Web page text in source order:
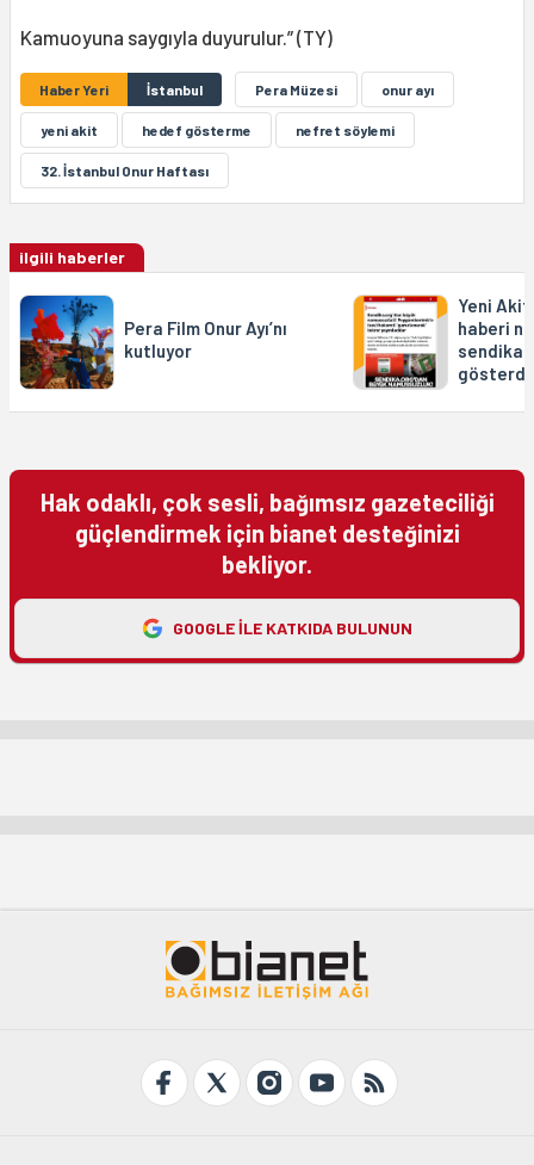
Kamuoyuna saygıyla duyurulur.” (TY)
Haber Yeri İstanbul Pera Müzesi onur ayı
yeni akit hedef gösterme nefret söylemi
32. İstanbul Onur Haftası
ilgili haberler
Pera Film Onur Ayı’nı
kutluyor
Yeni
haberi
gösterdi
Hak odaklı, çok sesli, bağımsız gazeteciliği
güçlendirmek için bianet desteğinizi
bekliyor.
GOOGLE ILE KATKIDA BULUNUN